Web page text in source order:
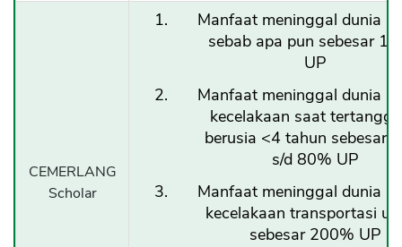
CEMERLANG
Scholar
Manfaat meninggal dunia
sebab apa pun sebesar
UP
Manfaat meninggal dunia
kecelakaan saat
berusia <4 tahun sebesar
s/d 80% UP
Manfaat meninggal dunia
kecelakaan transportasi
sebesar 200% UP